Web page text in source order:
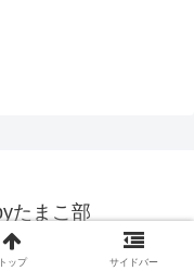
たまこ部
たまこ部.
トップ サイドバー